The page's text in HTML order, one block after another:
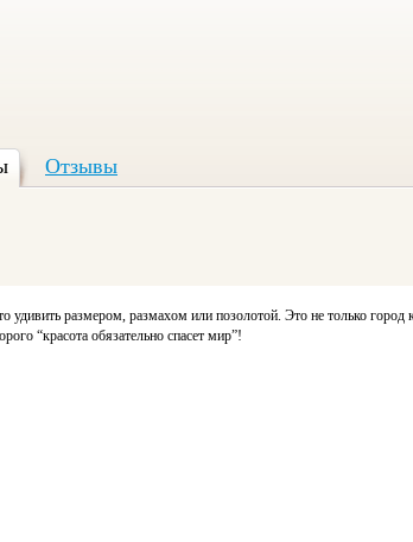
Отзывы
размером, размахом или позолотой. Это не только
“красота обязательно спасет мир”!